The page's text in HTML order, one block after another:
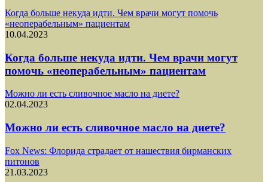
Когда больше некуда идти. Чем врачи могут помочь
«неоперабельным» пациентам
10.04.2023
Когда больше некуда идти. Чем врачи могут
помочь «неоперабельным» пациентам
Можно ли есть сливочное масло на диете?
02.04.2023
Можно ли есть сливочное масло на диете?
Fox News: Флорида страдает от нашествия бирманских
питонов
21.03.2023